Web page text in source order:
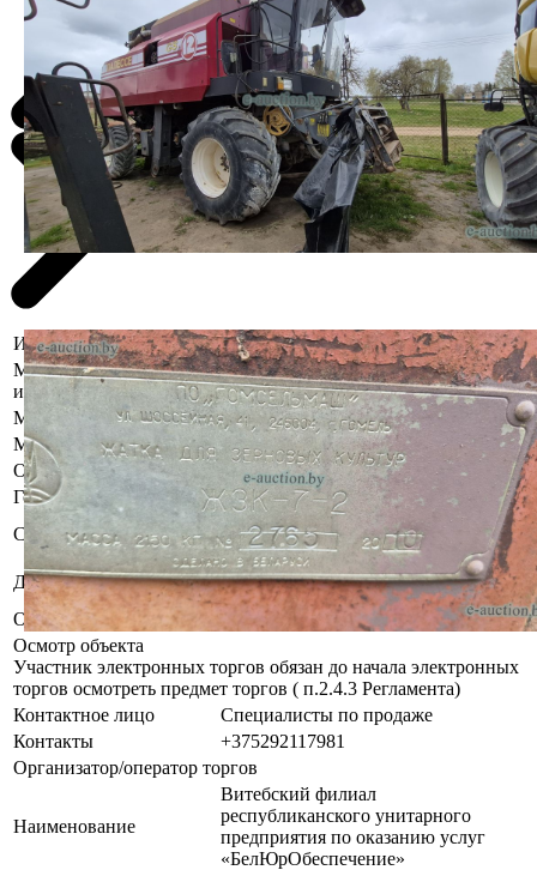
Информация о предмете торгов
Местоположение
имущества
Витебская область, Верхнедвинский
р-н, д. Прудинки, мехдвор
Марка
КЗС
Модель
1218
Описание
С жаткой.
Год выпуска
2011
Состояние
Б/у. Комплектность и
работоспособность не проверялась
Должник
Открытое акционерное общество
"Прудинки"
Обременения
Арест судебного исполнителя.
Осмотр объекта
Участник электронных торгов обязан до начала электронных
торгов осмотреть предмет торгов ( п.2.4.3 Регламента)
Контактное лицо
Специалисты по продаже
Контакты
+375292117981
Организатор/оператор торгов
Наименование
Витебский филиал
республиканского унитарного
предприятия по оказанию услуг
«БелЮрОбеспечение»